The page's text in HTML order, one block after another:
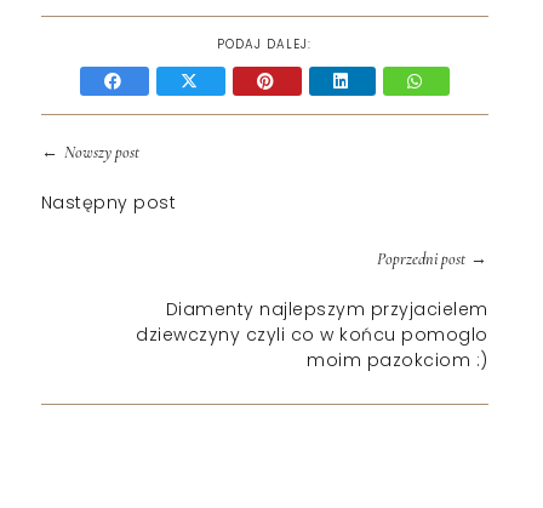
PODAJ DALEJ:
← Nowszy post
Następny post
Poprzedni post→
Diamenty najlepszym przyjacielem
dziewczyny czyli co w końcu pomoglo
moim pazokciom :)